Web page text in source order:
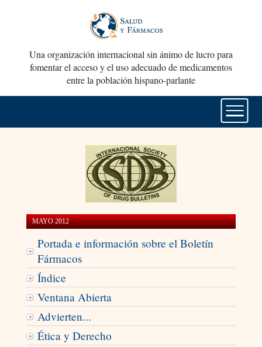
Una organización internacional sin ánimo de lucro para
fomentar el acceso y el uso adecuado de medicamentos
entre la población hispano-parlante
MAYO 2012
Portada e información sobre el Boletín
Fármacos
Índice
Ventana Abierta
Advierten...
Ética y Derecho